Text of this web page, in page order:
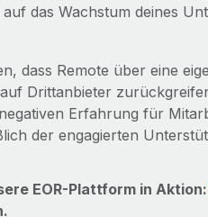
das Wachstum deines
dass Remote über eine
Drittanbieter
Erfahrung für
der engagierten
EOR-Plattform in Aktion: